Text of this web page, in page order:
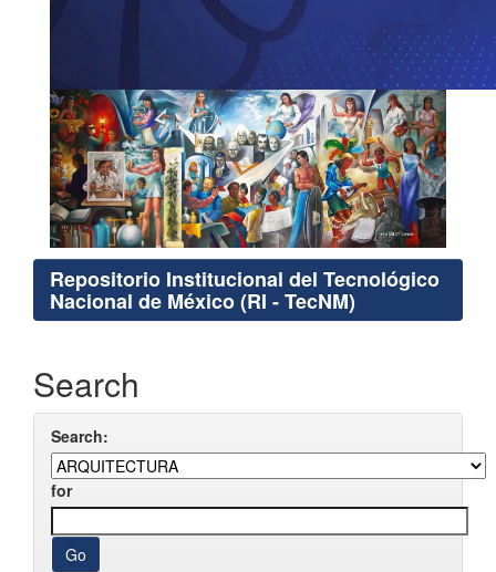
Repositorio Institucional del Tecnológico
Nacional de México (RI - TecNM)
Search
Search:
for